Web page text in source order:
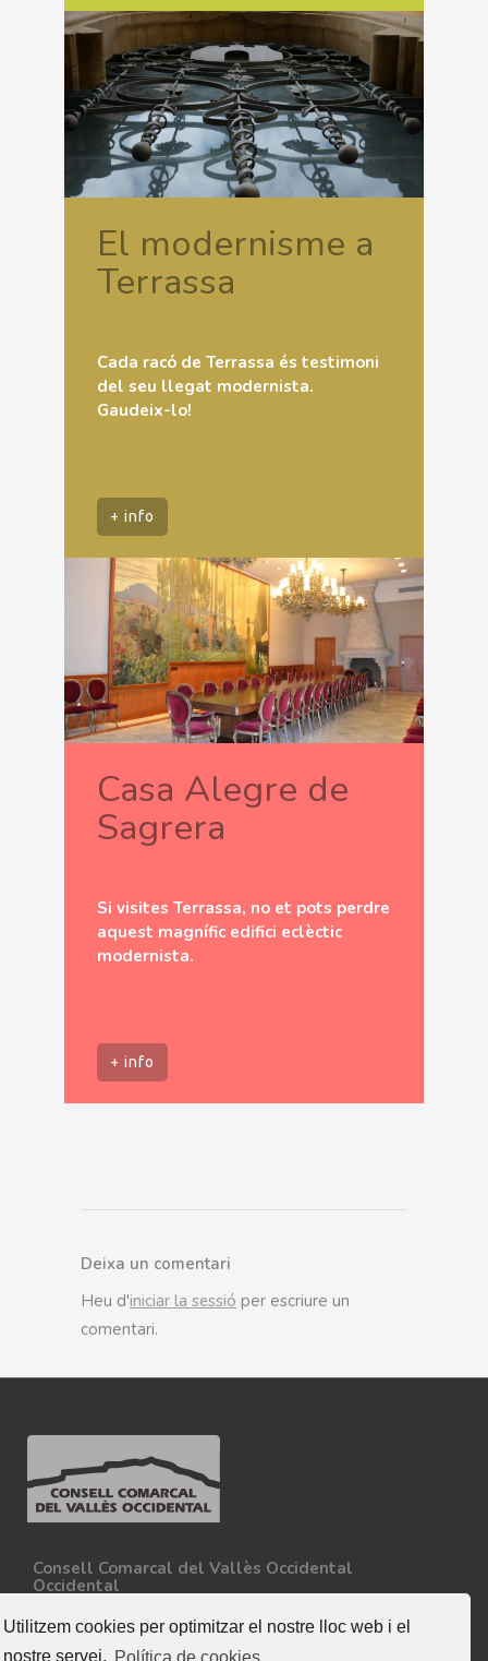
Utilitzem cookies per optimitzar el nostre lloc web i el
nostre servei. Política de cookies
El modernisme a
Terrassa
Cada racó de Terrassa és testimoni
del seu llegat modernista.
Gaudeix-lo!
+ info
Casa Alegre de
Sagrera
Si visites Terrassa, no et pots perdre
aquest magnífic edifici eclèctic
modernista.
+ info
Deixa un comentari
Heu d'iniciar la sessió per escriure un
comentari.
Consell Comarcal del Vallès Occidental
Occidental
08227 - Terrassa
Tel. 93 727 35 34